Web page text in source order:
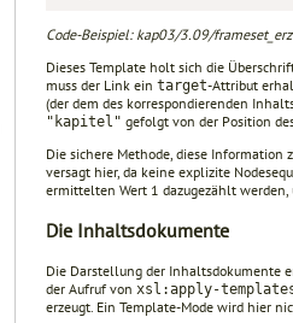
Code-Beispiel: kap03/3.09/
Dieses Template holt sich die
muss der Link ein target-Attribut
(der dem des kor­respondierenden
"kapitel" gefolgt von der Position
Die sichere Methode, diese
versagt hier, da keine explizite
ermittelten Wert 1 dazu­gezählt
Die Inhaltsdokumente
Die Darstellung der Inhaltsdokumente
der Aufruf von xsl:apply-
erzeugt. Ein Template-Mode wird hier